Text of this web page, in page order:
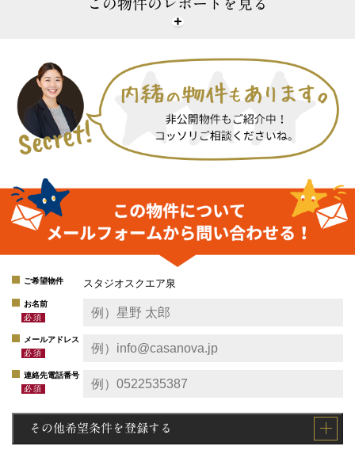
この物件のレポートを見る
ご希望物件 スタジオスクエア泉
お名前
メールアドレス
連絡先電話番号
その他希望条件を登録する